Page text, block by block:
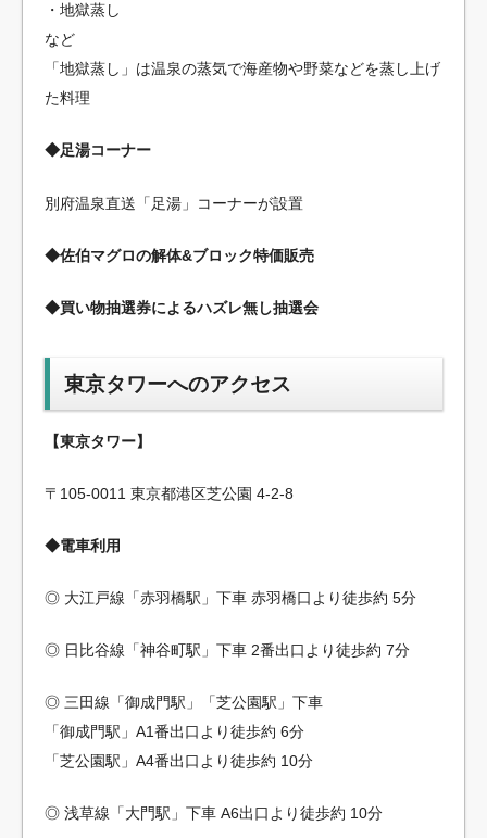
・地獄蒸し
など
「地獄蒸し」は温泉の蒸気で海産物や野菜などを蒸し上げ
た料理
◆足湯コーナー
別府温泉直送「足湯」コーナーが設置
◆佐伯マグロの解体&ブロック特価販売
◆買い物抽選券によるハズレ無し抽選会
東京タワーへのアクセス
【東京タワー】
〒105-0011 東京都港区芝公園 4-2-8
◆電車利用
◎ 大江戸線「赤羽橋駅」下車 赤羽橋口より徒歩約 5分
◎ 日比谷線「神谷町駅」下車 2番出口より徒歩約 7分
◎ 三田線「御成門駅」「芝公園駅」下車
「御成門駅」A1番出口より徒歩約 6分
「芝公園駅」A4番出口より徒歩約 10分
◎ 浅草線「大門駅」下車 A6出口より徒歩約 10分